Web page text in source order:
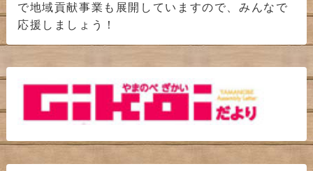
で地域貢献事業も展開していますので、みんなで
応援しましょう！